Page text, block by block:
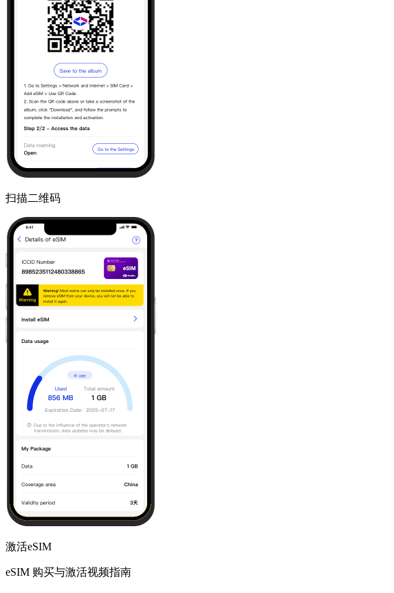
扫描二维码
激活eSIM
eSIM 购买与激活视频指南